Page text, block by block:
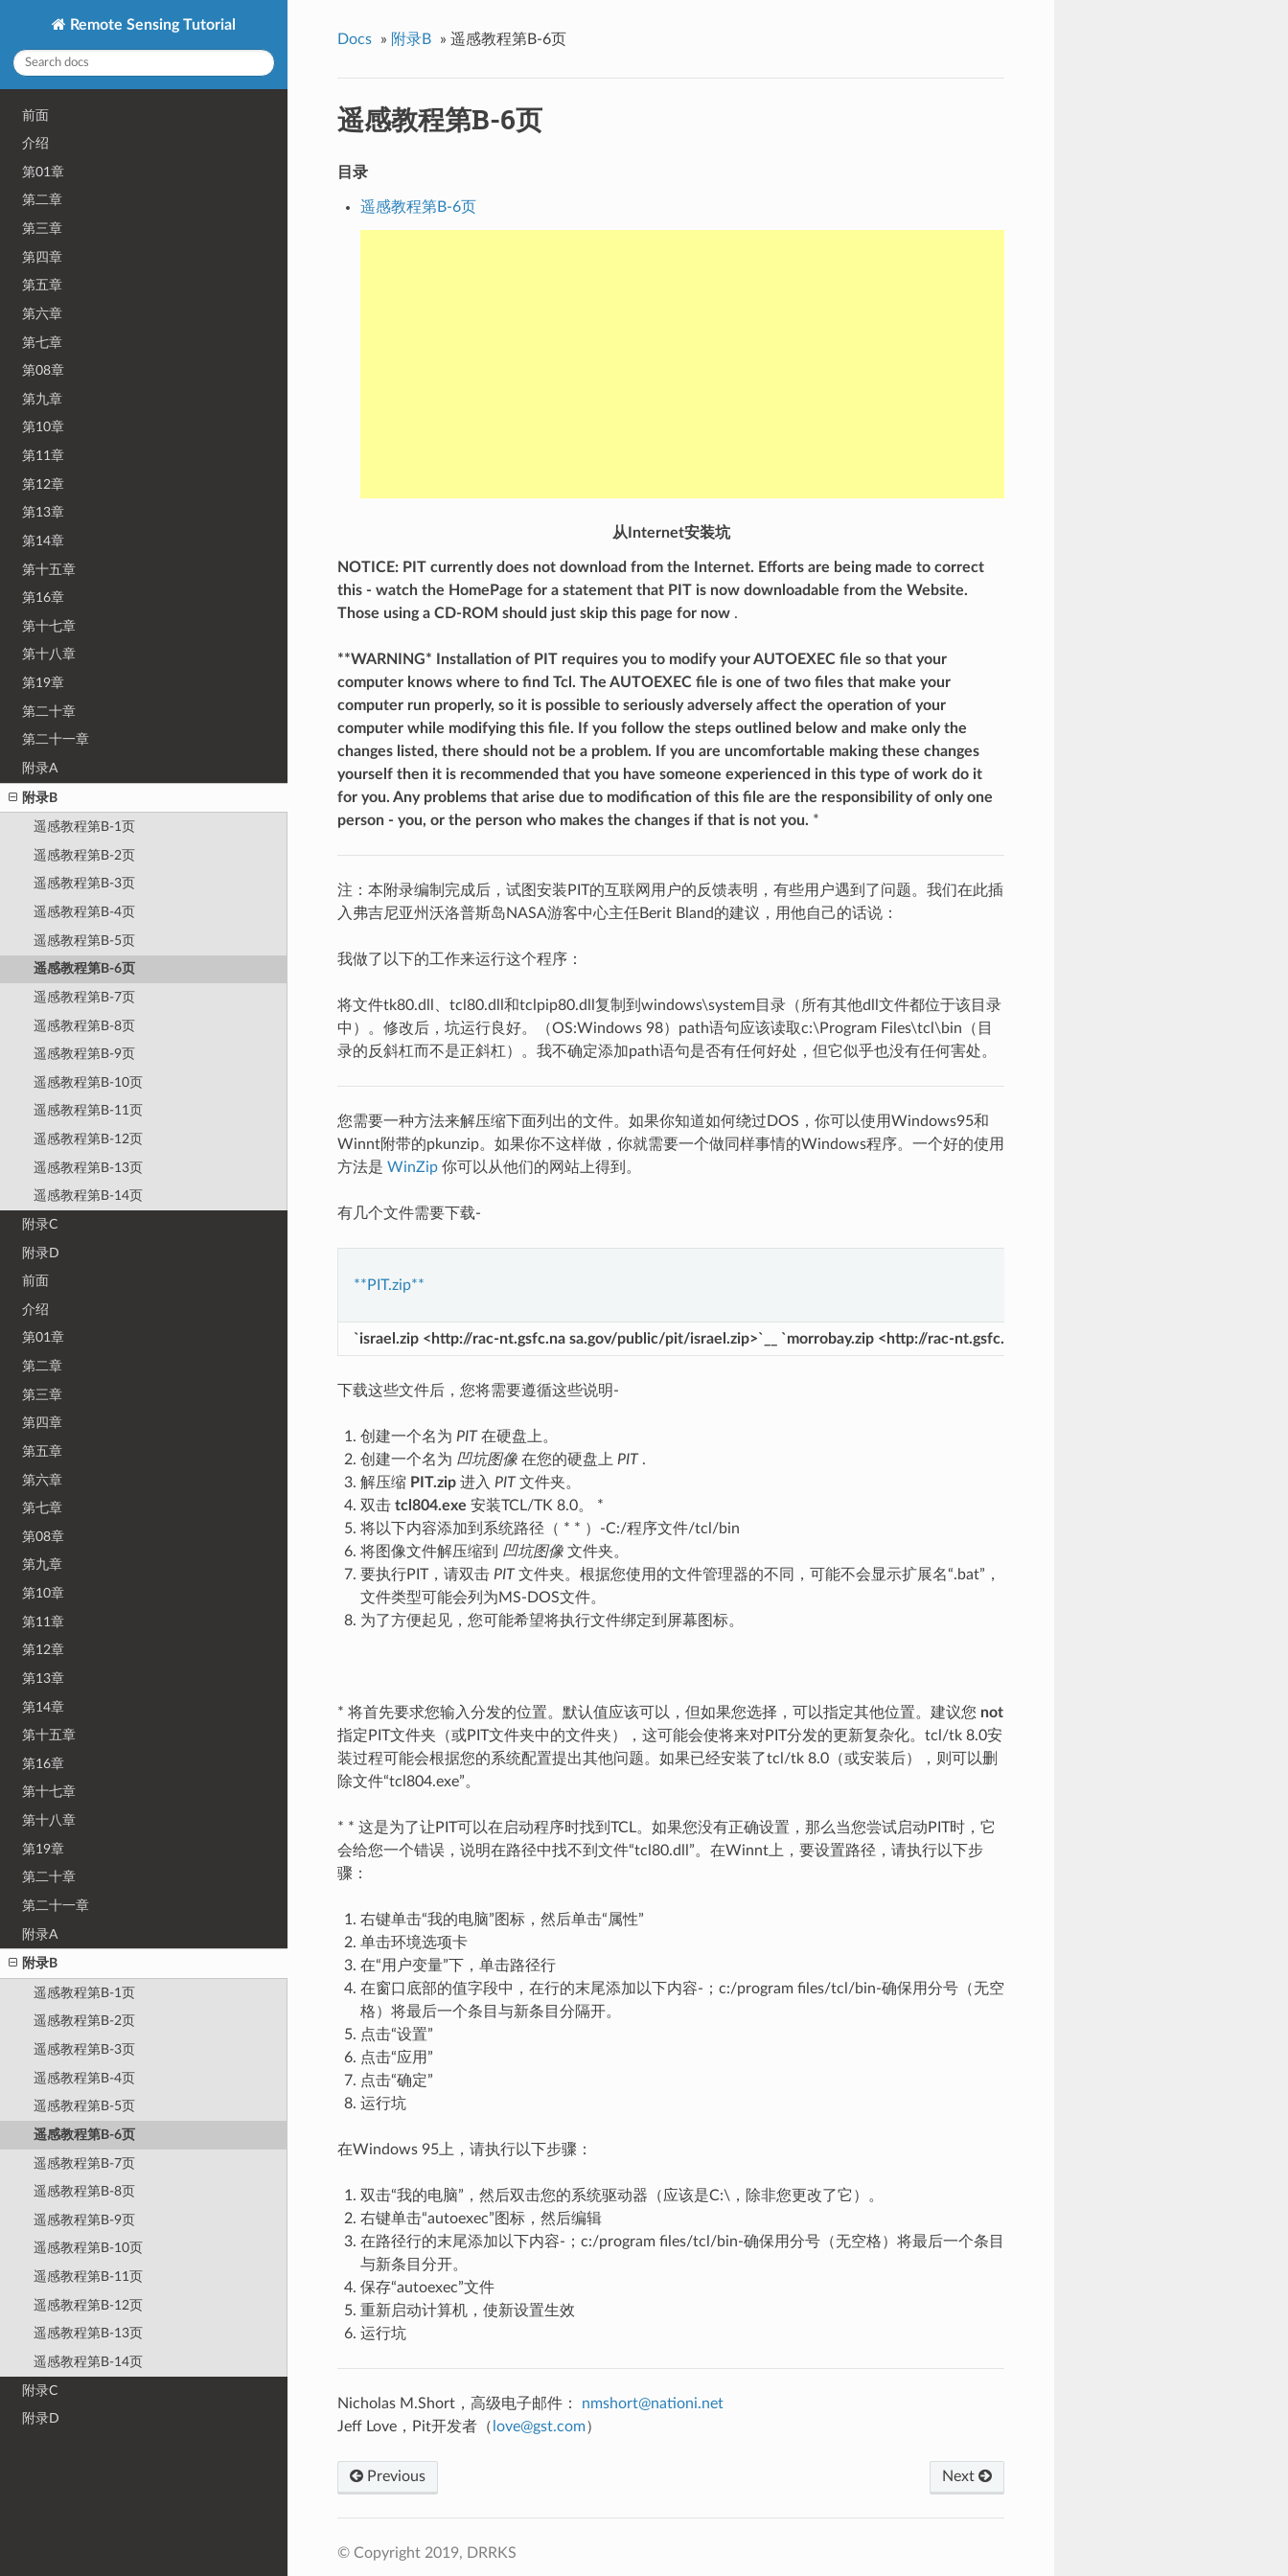
Remote Sensing Tutorial
前面
介绍
第01章
第二章
第三章
第四章
第五章
第六章
第七章
第08章
第九章
第10章
第11章
第12章
第13章
第14章
第十五章
第16章
第十七章
第十八章
第19章
第二十章
第二十一章
附录A
附录B
遥感教程第B-1页
遥感教程第B-2页
遥感教程第B-3页
遥感教程第B-4页
遥感教程第B-5页
遥感教程第B-6页
遥感教程第B-7页
遥感教程第B-8页
遥感教程第B-9页
遥感教程第B-10页
遥感教程第B-11页
遥感教程第B-12页
遥感教程第B-13页
遥感教程第B-14页
附录C
附录D
前面
介绍
第01章
第二章
第三章
第四章
第五章
第六章
第七章
第08章
第九章
第10章
第11章
第12章
第13章
第14章
第十五章
第16章
第十七章
第十八章
第19章
第二十章
第二十一章
附录A
附录B
遥感教程第B-1页
遥感教程第B-2页
遥感教程第B-3页
遥感教程第B-4页
遥感教程第B-5页
遥感教程第B-6页
遥感教程第B-7页
遥感教程第B-8页
遥感教程第B-9页
遥感教程第B-10页
遥感教程第B-11页
遥感教程第B-12页
遥感教程第B-13页
遥感教程第B-14页
附录C
附录D
Docs » 附录B » 遥感教程第B-6页
遥感教程第B-6页
目录
遥感教程第B-6页
从Internet安装坑
NOTICE: PIT currently does not download from the Internet. Efforts are being made to correct
this - watch the HomePage for a statement that PIT is now downloadable from the Website.
Those using a CD-ROM should just skip this page for now.
**WARNING* Installation of PIT requires you to modify your AUTOEXEC file so that your
computer knows where to find Tcl. The AUTOEXEC file is one of two files that make your
computer run properly, so it is possible to seriously adversely affect the operation of your
computer while modifying this file. If you follow the steps outlined below and make only the
changes listed, there should not be a problem. If you are uncomfortable making these changes
yourself then it is recommended that you have someone experienced in this type of work do it
for you. Any problems that arise due to modification of this file are the responsibility of only one
person - you, or the person who makes the changes if that is not you. *
注：本附录编制完成后，试图安装PIT的互联网用户的反馈表明，有些用户遇到了问题。我们在此插
入弗吉尼亚州沃洛普斯岛NASA游客中心主任Berit Bland的建议，用他自己的话说：
我做了以下的工作来运行这个程序：
将文件tk80.dll、tcl80.dll和tclpip80.dll复制到windows\system目录（所有其他dll文件都位于该目录
中）。修改后，坑运行良好。（OS:Windows 98）path语句应该读取c:\Program Files\tcl\bin（目
录的反斜杠而不是正斜杠）。我不确定添加path语句是否有任何好处，但它似乎也没有任何害处。
您需要一种方法来解压缩下面列出的文件。如果你知道如何绕过DOS，你可以使用Windows95和
Winnt附带的pkunzip。如果你不这样做，你就需要一个做同样事情的Windows程序。一个好的使用
方法是 WinZip你可以从他们的网站上得到。
有几个文件需要下载-
**PIT.zip**
`israel.zip <http://rac-nt.gsfc.na sa.gov/public/pit/israel.zip>`__ `morrobay.zip <http://rac-nt.gsfc.na sa.gov/public/pit/morrobay.zip>`__
下载这些文件后，您将需要遵循这些说明-
创建一个名为 PIT在硬盘上。
创建一个名为 凹坑图像在您的硬盘上 PIT.
解压缩 PIT.zip进入 PIT文件夹。
双击 tcl804.exe 安装TCL/TK 8.0。 *
将以下内容添加到系统路径（ * * ）-C:/程序文件/tcl/bin
将图像文件解压缩到 凹坑图像文件夹。
要执行PIT，请双击 PIT文件夹。根据您使用的文件管理器的不同，可能不会显示扩展名“.bat”，
文件类型可能会列为MS-DOS文件。
为了方便起见，您可能希望将执行文件绑定到屏幕图标。
* 将首先要求您输入分发的位置。默认值应该可以，但如果您选择，可以指定其他位置。建议您 not
指定PIT文件夹（或PIT文件夹中的文件夹），这可能会使将来对PIT分发的更新复杂化。tcl/tk 8.0安
装过程可能会根据您的系统配置提出其他问题。如果已经安装了tcl/tk 8.0（或安装后），则可以删
除文件“tcl804.exe”。
* * 这是为了让PIT可以在启动程序时找到TCL。如果您没有正确设置，那么当您尝试启动PIT时，它
会给您一个错误，说明在路径中找不到文件“tcl80.dll”。在Winnt上，要设置路径，请执行以下步
骤：
右键单击“我的电脑”图标，然后单击“属性”
单击环境选项卡
在“用户变量”下，单击路径行
在窗口底部的值字段中，在行的末尾添加以下内容-；c:/program files/tcl/bin-确保用分号（无空
格）将最后一个条目与新条目分隔开。
点击“设置”
点击“应用”
点击“确定”
运行坑
在Windows 95上，请执行以下步骤：
双击“我的电脑”，然后双击您的系统驱动器（应该是C:\，除非您更改了它）。
右键单击“autoexec”图标，然后编辑
在路径行的末尾添加以下内容-；c:/program files/tcl/bin-确保用分号（无空格）将最后一个条目
与新条目分开。
保存“autoexec”文件
重新启动计算机，使新设置生效
运行坑
Nicholas M.Short，高级电子邮件： nmshort@nationi.net
Jeff Love，Pit开发者（ love@gst.com）
Next
Previous
© Copyright 2019, DRRKS